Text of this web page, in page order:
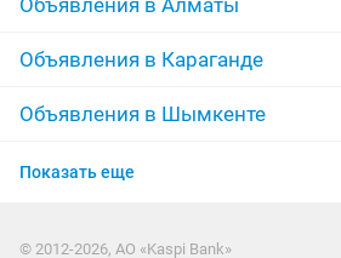
качественные услуги сантехника
услуги медсестры на дому
услуги грузчика и газели
Объявления в Алматы
Объявления в Караганде
Объявления в Шымкенте
Объявления в Усть-Каменогорске
Показать еще
© 2012-2026, АО «Kaspi Bank»